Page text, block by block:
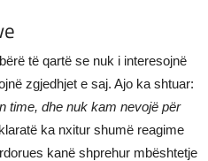
të qartë se nuk i interesojnë
zgjedhjet e saj. Ajo ka shtuar:
time, dhe nuk kam nevojë për
ka nxitur shumë reagime
kanë shprehur mbështetje